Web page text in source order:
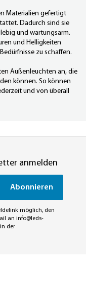
Materialien gefertigt
Dadurch sind sie
und wartungsarm.
und Helligkeiten
zu schaffen.
Außenleuchten an, die
können. So können
und von überall
anmelden
Abonnieren
möglich, den
an info@leds-
der